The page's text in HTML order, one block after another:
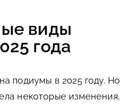
виды
года
подиумы в 2025 году. Но
некоторые изменения,